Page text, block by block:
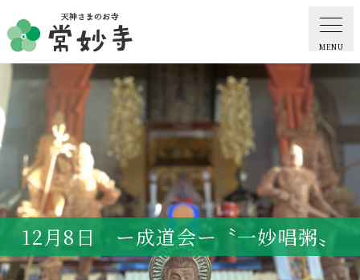
MENU
ホーム
常妙寺紹介
納骨堂・お墓
葬儀・供養・祈祷
12月8日 ー成道会ー〝一妙唱粥〟